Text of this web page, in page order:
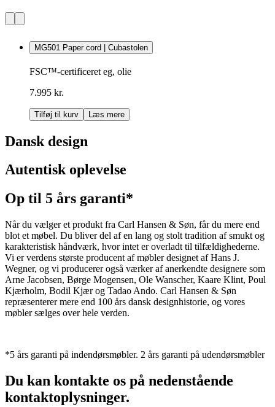
MG501 Paper cord | Cubastolen
FSC™-certificeret eg, olie
7.995 kr.
Tilføj til kurv Læs mere
Dansk design
Autentisk oplevelse
Op til 5 års garanti*
Når du vælger et produkt fra Carl Hansen & Søn, får du mere end
blot et møbel. Du bliver del af en lang og stolt tradition af smukt og
karakteristisk håndværk, hvor intet er overladt til tilfældighederne.
Vi er verdens største producent af møbler designet af Hans J.
Wegner, og vi producerer også værker af anerkendte designere som
Arne Jacobsen, Børge Mogensen, Ole Wanscher, Kaare Klint, Poul
Kjærholm, Bodil Kjær og Tadao Ando. Carl Hansen & Søn
repræsenterer mere end 100 års dansk designhistorie, og vores
møbler sælges over hele verden.
*5 års garanti på indendørsmøbler. 2 års garanti på udendørsmøbler
Du kan kontakte os på nedenstående
kontaktoplysninger.